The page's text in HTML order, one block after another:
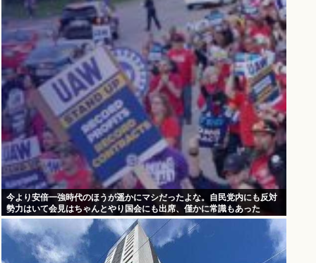
今より安倍一強時代のほうが遥かにマシだったよな。自民党内にも反対
勢力はいて会見はちゃんとやり国会にも出席、僅かに常識もあった